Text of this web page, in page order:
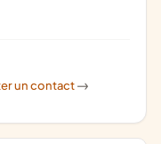
un contact ->